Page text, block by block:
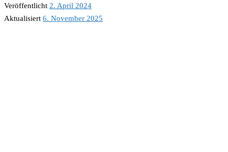
Veröffentlicht 2. April 2024
Aktualisiert 6. November 2025